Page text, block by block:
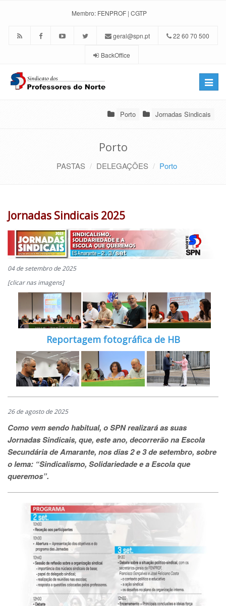
Membro: FENPROF | CGTP
geral@spn.pt 22 60 70 500
BackOffice
Toggle
Porto Jornadas Sindicais
Porto
PASTAS DELEGAÇÕES Porto
Jornadas Sindicais 2025
04 de setembro de 2025
[clicar nas imagens]
Reportagem fotográfica de HB
26 de agosto de 2025
Como vem sendo habitual, o SPN realizará as suas
Jornadas Sindicais, que, este ano, decorrerão na Escola
Secundária de Amarante, nos dias 2 e 3 de setembro, sobre
o lema: “Sindicalismo, Solidariedade e a Escola que
queremos”.